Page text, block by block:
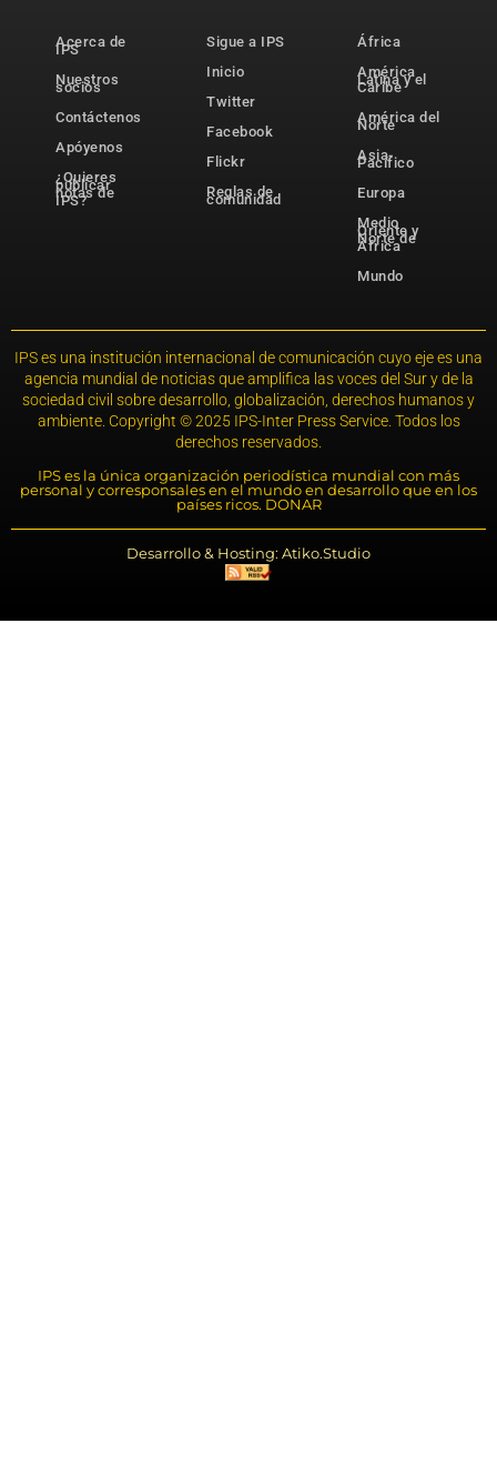
Acerca de
IPS
Nuestros
socios
Contáctenos
Apóyenos
¿Quieres
publicar
notas de
IPS?
Sigue a IPS
Inicio
Twitter
Facebook
Flickr
Reglas de
comunidad
África
América
Latina y el
Caribe
América del
Norte
Asia-
Pacífico
Europa
Medio
Oriente y
Norte de
África
Mundo
IPS es una institución internacional de comunicación cuyo eje es una
agencia mundial de noticias que amplifica las voces del Sur y de la
sociedad civil sobre desarrollo, globalización, derechos humanos y
ambiente. Copyright © 2025 IPS-Inter Press Service. Todos los
derechos reservados.
IPS es la única organización periodística mundial con más
personal y corresponsales en el mundo en desarrollo que en los
países ricos. DONAR
Desarrollo & Hosting: Atiko.Studio